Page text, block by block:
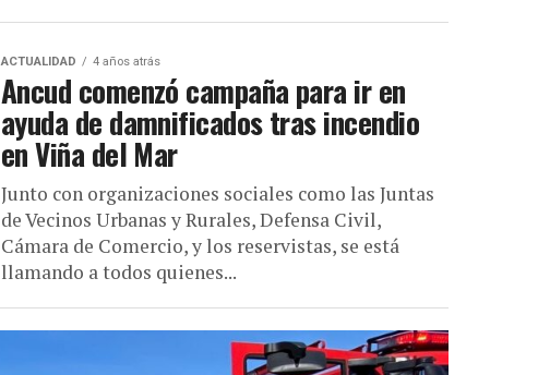
ACTUALIDAD 4 años atrás
Ancud comenzó campaña para ir en
ayuda de damnificados tras incendio
en Viña del Mar
Junto con organizaciones sociales como las Juntas
de Vecinos Urbanas y Rurales, Defensa Civil,
Cámara de Comercio, y los reservistas, se está
llamando a todos quienes...